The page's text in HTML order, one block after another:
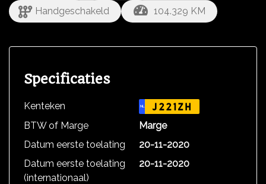
Handgeschakeld
104.329 KM
Specificaties
Kenteken NL J221ZH
BTW of Marge
Marge
Datum eerste toelating
20-11-2020
Datum eerste toelating
(internationaal)
20-11-2020